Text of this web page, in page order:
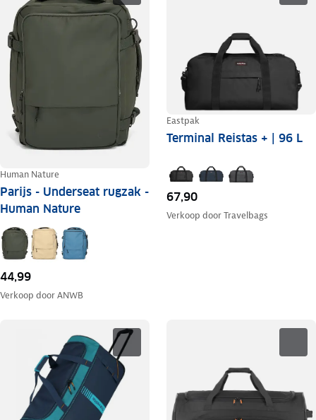
Human Nature
Parijs - Underseat rugzak -
Human Nature
44,99
Verkoop doorANWB
Eastpak
Terminal Reistas + | 96 L
67,90
Verkoop doorTravelbags